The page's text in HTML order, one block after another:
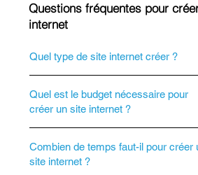
Questions fréquentes pour
internet
Quel type de site internet créer ?
Quel est le budget nécessaire pour
créer un site internet ?
Combien de temps faut-il pour créer
site internet ?